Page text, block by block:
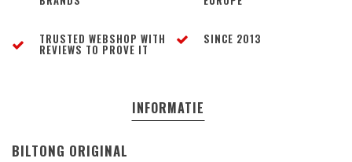
TRUSTED WEBSHOP WITH
REVIEWS TO PROVE IT
SINCE 2013
INFORMATIE
BILTONG ORIGINAL